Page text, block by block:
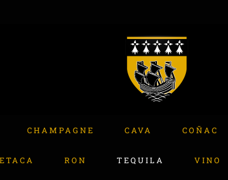
CHAMPAGNE CAVA COÑAC
RON TEQUILA VINO